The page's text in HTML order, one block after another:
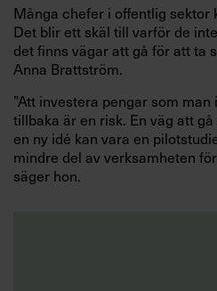
Många chefer i offentlig sektor
Det blir ett skäl till varför de
det finns vägar att gå för att ta
Anna Brattström.
”Att investera pengar som
tillbaka är en risk. En väg att
en ny idé kan vara en
mindre del av verksamheten
säger hon.